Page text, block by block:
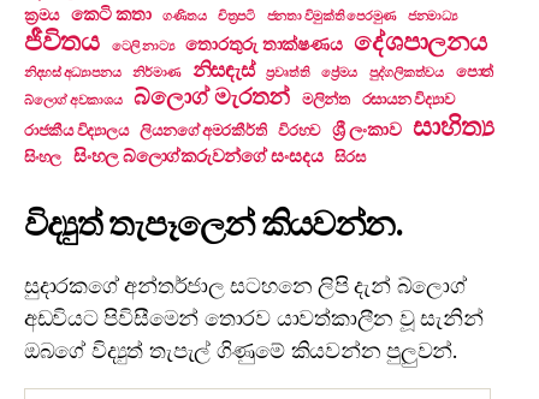
ක්‍රමය කෙටි කතා ගණිතය චිත්‍රපටි ජනතා විමුක්ති පෙරමුණ ජනමාධ්‍ය
ජීවිතය ටෙලි නාට්‍ය තොරතුරු තාක්ෂණය දේශපාලනය
නිදහස් අධ්‍යාපනය නිර්මාණ නිසඳැස් ප්‍රවෘත්ති ප්‍රේමය පුද්ගලිකත්වය පොත්
බ්ලොග් අවකාශය බ්ලොග් මැරතන් මලින්ත
රසායන විද්‍යාව
රාජකීය විද්‍යාලය
ලියනගේ අමරකීර්ති විරහව ශ්‍රී ලංකාව සාහිත්‍ය
සිංහල සිංහල බ්ලොග්කරුවන්ගේ සංසදය සිරස
විද්‍යුත් තැපෑලෙන් කියවන්න.
සුදාරකගේ අන්තර්ජාල සටහනෙ ලිපි දැන් බ්ලොග්
අඩවියට පිවිසීමෙන් තොරව යාවත්කාලීන වූ සැනින්
ඔබගේ විද්‍යුත් තැපැල් ගිණුමේ කියවන්න පුලුවන්.